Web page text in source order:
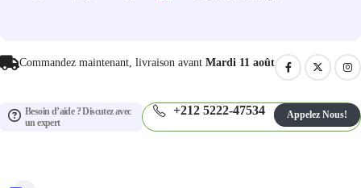
Commandez maintenant, livraison avant Mardi 11 août
Besoin d’aide ? Discutez avec
un expert
+212 5222-47534 Appelez Nous!